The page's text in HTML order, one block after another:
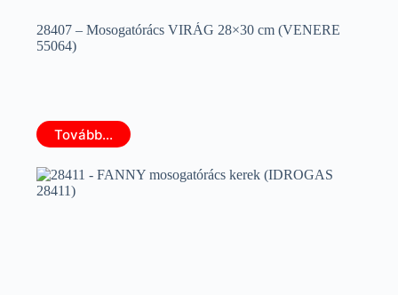
28407 – Mosogatórács VIRÁG 28×30 cm (VENERE
55064)
Tovább...